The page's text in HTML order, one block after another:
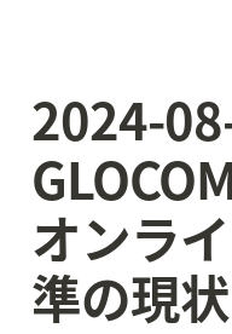
2024-
オンラ
準の現